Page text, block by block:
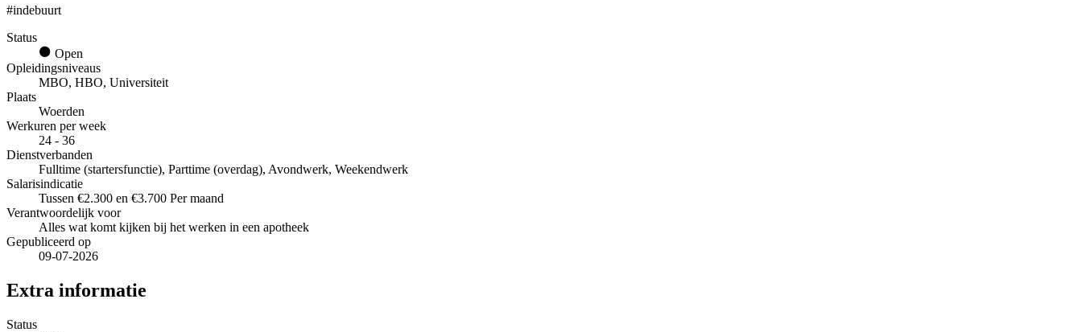
#indebuurt
Status
Open
Opleidingsniveaus
MBO, HBO, Universiteit
Plaats
Woerden
Werkuren per week
24 - 36
Dienstverbanden
Fulltime (startersfunctie), Parttime (overdag), Avondwerk, Weekendwerk
Salarisindicatie
Tussen €2.300 en €3.700 Per maand
Verantwoordelijk voor
Alles wat komt kijken bij het werken in een apotheek
Gepubliceerd op
09-07-2026
Extra informatie
Status